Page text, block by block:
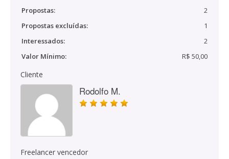
Propostas:
2
Propostas excluídas:
1
Interessados:
2
Valor Mínimo:
R$ 50,00
Cliente
Rodolfo M.
Freelancer vencedor